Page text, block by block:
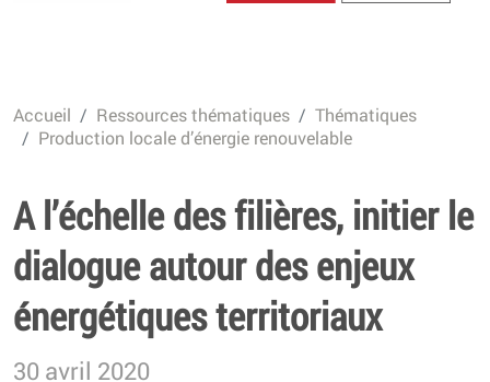
Accueil Ressources thématiques
Thématiques
Production locale d’énergie renouvelable
A l’échelle des filières, initier le
dialogue autour des enjeux
énergétiques territoriaux
30 avril 2020